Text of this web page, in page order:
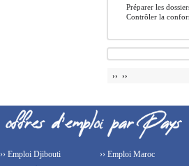
Préparer les
Contrôler la
›› ››
›› Emploi Djibouti
›› Emploi Maroc